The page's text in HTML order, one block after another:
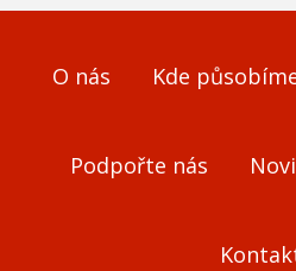
O nás Kde
Podpořte nás